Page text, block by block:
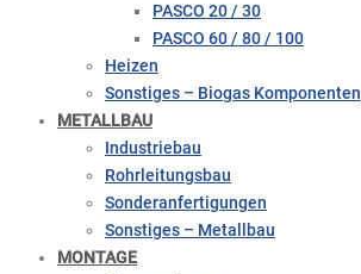
PASCO 20 / 30
PASCO 60 / 80 / 100
Heizen
Sonstiges – Biogas Komponenten
METALLBAU
Industriebau
Rohrleitungsbau
Sonderanfertigungen
Sonstiges – Metallbau
MONTAGE